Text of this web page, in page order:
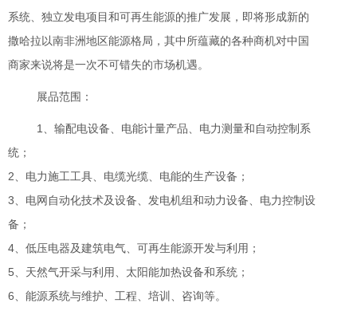
系统、独立发电项目和可再生能源的推广发展，即将形成新的
撒哈拉以南非洲地区能源格局，其中所蕴藏的各种商机对中国
商家来说将是一次不可错失的市场机遇。
展品范围：
1、输配电设备、电能计量产品、电力测量和自动控制系
统；
2、电力施工工具、电缆光缆、电能的生产设备；
3、电网自动化技术及设备、发电机组和动力设备、电力控制设
备；
4、低压电器及建筑电气、可再生能源开发与利用；
5、天然气开采与利用、太阳能加热设备和系统；
6、能源系统与维护、工程、培训、咨询等。